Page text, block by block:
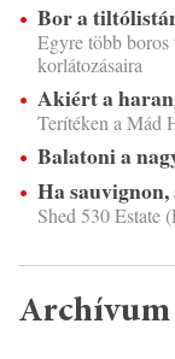
Bor a
Egyre több boros
korlátozásaira
Akiért a
Terítéken a Mád
Balatoni a
Ha
Shed 530 Estate
Archívum